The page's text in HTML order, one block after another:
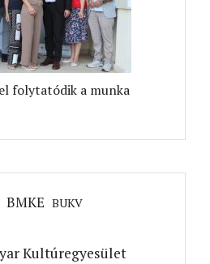
folytatódik a munka
BMKE BUKV
Kultúregyesület